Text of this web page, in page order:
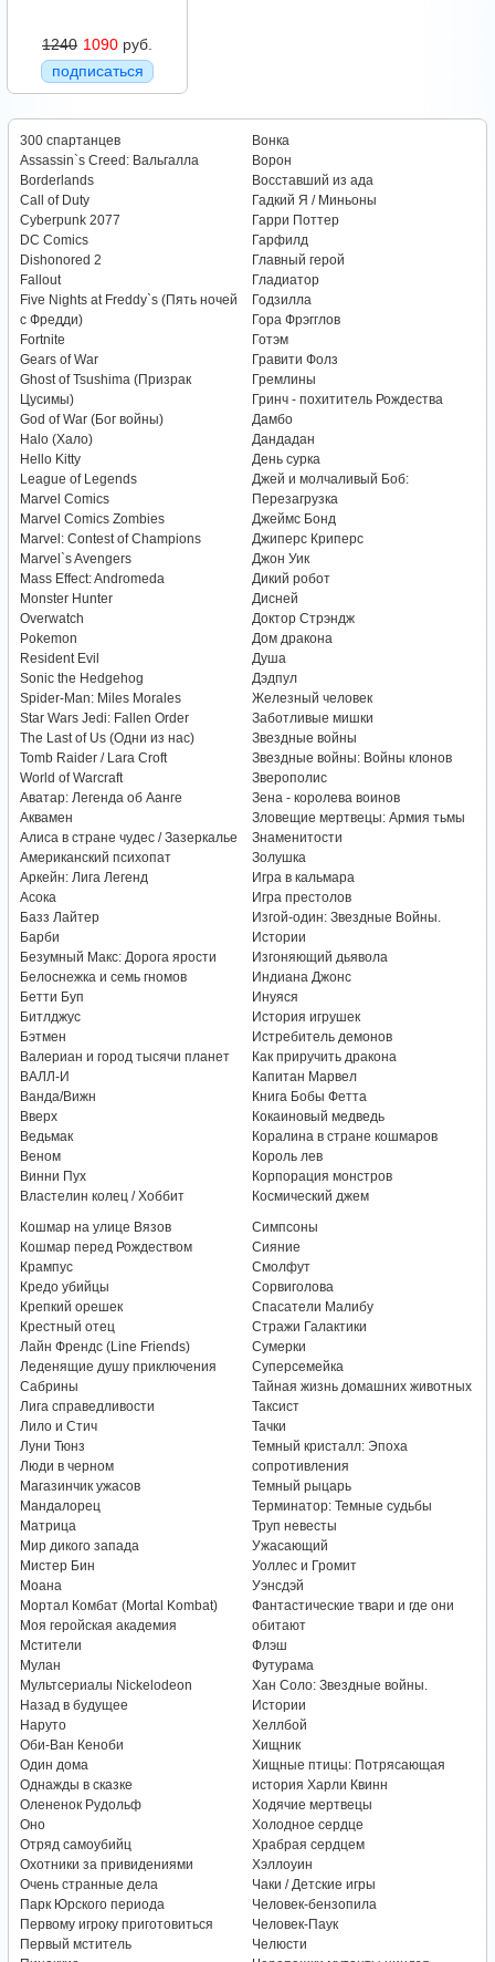
1240 1090 руб.
подписаться
300 спартанцев
Assassin`s Creed: Вальгалла
Borderlands
Call of Duty
Cyberpunk 2077
DC Comics
Dishonored 2
Fallout
Five Nights at Freddy`s (Пять ночей
с Фредди)
Fortnite
Gears of War
Ghost of Tsushima (Призрак
Цусимы)
God of War (Бог войны)
Halo (Хало)
Hello Kitty
League of Legends
Marvel Comics
Marvel Comics Zombies
Marvel: Contest of Champions
Marvel`s Avengers
Mass Effect: Andromeda
Monster Hunter
Overwatch
Pokemon
Resident Evil
Sonic the Hedgehog
Spider-Man: Miles Morales
Star Wars Jedi: Fallen Order
The Last of Us (Одни из нас)
Tomb Raider / Lara Croft
World of Warcraft
Аватар: Легенда об Аанге
Аквамен
Алиса в стране чудес / Зазеркалье
Американский психопат
Аркейн: Лига Легенд
Асока
Базз Лайтер
Барби
Безумный Макс: Дорога ярости
Белоснежка и семь гномов
Бетти Буп
Битлджус
Бэтмен
Валериан и город тысячи планет
ВАЛЛ-И
Ванда/Вижн
Вверх
Ведьмак
Веном
Винни Пух
Властелин колец / Хоббит
Вонка
Ворон
Восставший из ада
Гадкий Я / Миньоны
Гарри Поттер
Гарфилд
Главный герой
Гладиатор
Годзилла
Гора Фрэгглов
Готэм
Гравити Фолз
Гремлины
Гринч - похититель Рождества
Дамбо
Дандадан
День сурка
Джей и молчаливый Боб:
Перезагрузка
Джеймс Бонд
Джиперс Криперс
Джон Уик
Дикий робот
Дисней
Доктор Стрэндж
Дом дракона
Душа
Дэдпул
Железный человек
Заботливые мишки
Звездные войны
Звездные войны: Войны клонов
Зверополис
Зена - королева воинов
Зловещие мертвецы: Армия тьмы
Знаменитости
Золушка
Игра в кальмара
Игра престолов
Изгой-один: Звездные Войны.
Истории
Изгоняющий дьявола
Индиана Джонс
Инуяся
История игрушек
Истребитель демонов
Как приручить дракона
Капитан Марвел
Книга Бобы Фетта
Кокаиновый медведь
Коралина в стране кошмаров
Король лев
Корпорация монстров
Космический джем
Кошмар на улице Вязов
Кошмар перед Рождеством
Крампус
Кредо убийцы
Крепкий орешек
Крестный отец
Лайн Френдс (Line Friends)
Леденящие душу приключения
Сабрины
Лига справедливости
Лило и Стич
Луни Тюнз
Люди в черном
Магазинчик ужасов
Мандалорец
Матрица
Мир дикого запада
Мистер Бин
Моана
Мортал Комбат (Mortal Kombat)
Моя геройская академия
Мстители
Мулан
Мультсериалы Nickelodeon
Назад в будущее
Наруто
Оби-Ван Кеноби
Один дома
Однажды в сказке
Олененок Рудольф
Оно
Отряд самоубийц
Охотники за привидениями
Очень странные дела
Парк Юрского периода
Первому игроку приготовиться
Первый мститель
Симпсоны
Сияние
Смолфут
Сорвиголова
Спасатели Малибу
Стражи Галактики
Сумерки
Суперсемейка
Тайная жизнь домашних животных
Таксист
Тачки
Темный кристалл: Эпоха
сопротивления
Темный рыцарь
Терминатор: Темные судьбы
Труп невесты
Ужасающий
Уоллес и Громит
Уэнсдэй
Фантастические твари и где они
обитают
Флэш
Футурама
Хан Соло: Звездные войны.
Истории
Хеллбой
Хищник
Хищные птицы: Потрясающая
история Харли Квинн
Ходячие мертвецы
Холодное сердце
Храбрая сердцем
Хэллоуин
Чаки / Детские игры
Человек-бензопила
Человек-Паук
Челюсти